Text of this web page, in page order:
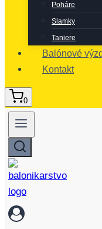
Poháre
Slamky
Taniere
Balónové
Kontakt
0